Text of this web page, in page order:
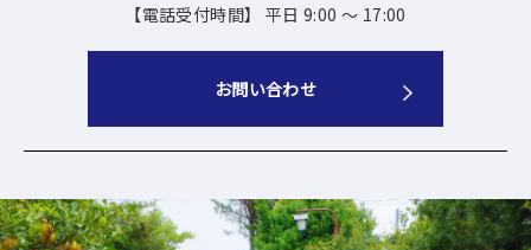
【電話受付時間】 平日 9:00 ～ 17:00
お問い合わせ